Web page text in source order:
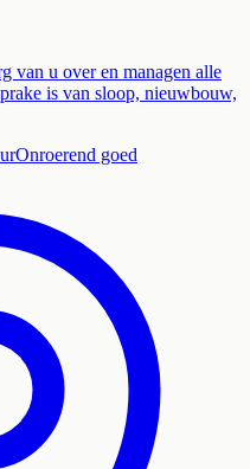
van u over en managen alle
is van sloop, nieuwbouw,
Onroerend goed